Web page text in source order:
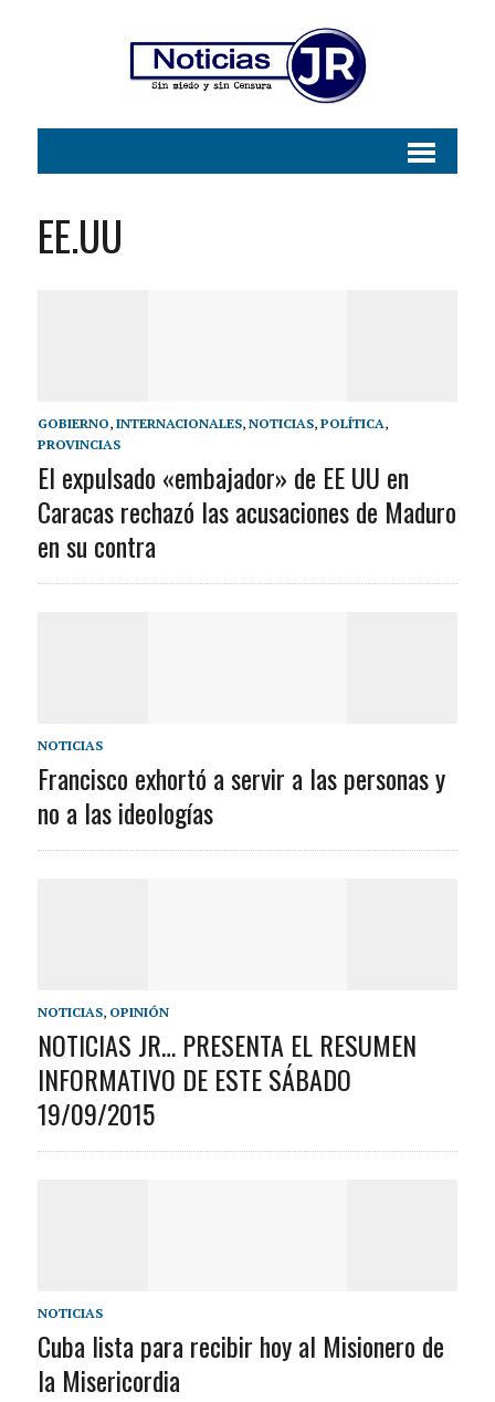
EE.UU
GOBIERNO, INTERNACIONALES, NOTICIAS, POLÍTICA,
PROVINCIAS
El expulsado «embajador» de EE UU en
Caracas rechazó las acusaciones de Maduro
en su contra
NOTICIAS
Francisco exhortó a servir a las personas y
no a las ideologías
NOTICIAS, OPINIÓN
NOTICIAS JR… PRESENTA EL RESUMEN
INFORMATIVO DE ESTE SÁBADO
19/09/2015
NOTICIAS
Cuba lista para recibir hoy al Misionero de
la Misericordia